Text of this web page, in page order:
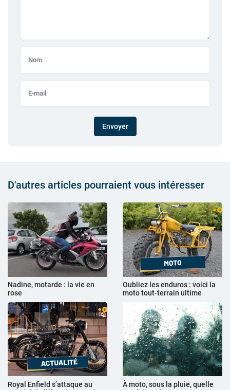
Envoyer
D'autres articles pourraient vous intéresser
Nadine, motarde : la vie en
rose
Oubliez les enduros : voici la
moto tout-terrain ultime
Royal Enfield s’attaque au
À moto, sous la pluie, quelle